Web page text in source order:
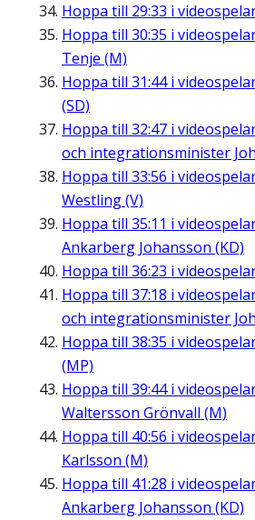
Hoppa till 29:33 i
Hoppa till 30:35 i
Tenje (M)
Hoppa till 31:44i
(SD)
Hoppa till 32:47 i
och integrationsminister
Hoppa till 33:56 i
Westling (V)
Hoppa till 35:11 i
Ankarberg Johansson (KD)
Hoppa till 36:23 i
Hoppa till 37:18 i
och integrationsminister
Hoppa till 38:35 i
(MP)
Hoppa till 39:44i
Waltersson Grönvall (M)
Hoppa till 40:56 i
Karlsson (M)
Hoppa till 41:28 i
Ankarberg Johansson (KD)